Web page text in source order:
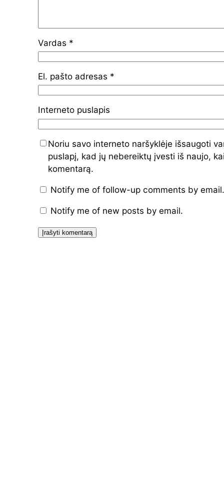
Vardas *
El. pašto adresas *
Interneto puslapis
Noriu savo interneto naršyklėje išsaugoti
puslapį, kad jų nebereiktų įvesti iš naujo,
komentarą.
Notify me of follow-up comments by email.
Notify me of new posts by email.